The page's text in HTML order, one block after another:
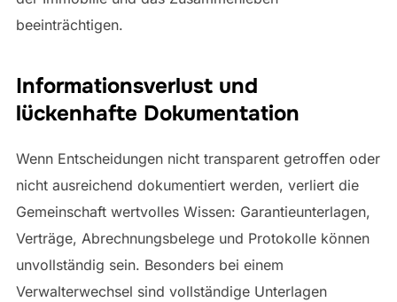
beeinträchtigen.
Informationsverlust und
lückenhafte Dokumentation
Wenn Entscheidungen nicht transparent getroffen oder
nicht ausreichend dokumentiert werden, verliert die
Gemeinschaft wertvolles Wissen: Garantieunterlagen,
Verträge, Abrechnungsbelege und Protokolle können
unvollständig sein. Besonders bei einem
Verwalterwechsel sind vollständige Unterlagen